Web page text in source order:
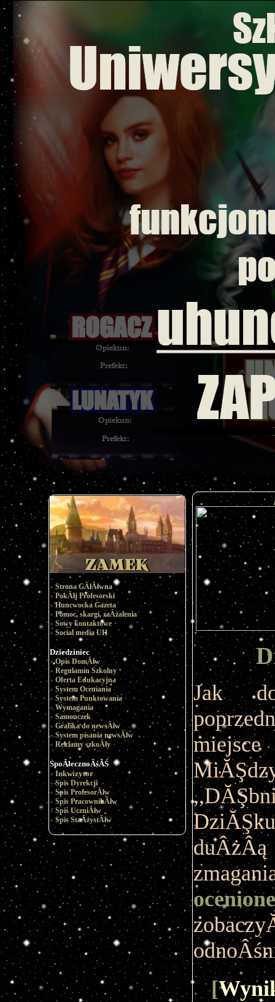
Strona GÂłĂłwna
PokĂłj Profesorski
Huncwocka Gazeta
Pomoc, skargi, zaÂżalenia
Sowy kontaktowe
Social media UH
Dziedziniec
Opis DomĂłw
Regulamin Szkolny
Oferta Edukacyjna
System Oceniania
System Punktowania
Wymagania
Samouczek
Grafika do newsĂłw
System pisania newsĂłw
Reklamy szkoÂły
SpoÂłecznoÂśĂŚ
Inkwizytor
Spis Dyrekcji
Spis ProfesorĂłw
Spis PracownikĂłw
Spis UczniĂłw
Spis StaÂżystĂłw
Jak
ocenione
[